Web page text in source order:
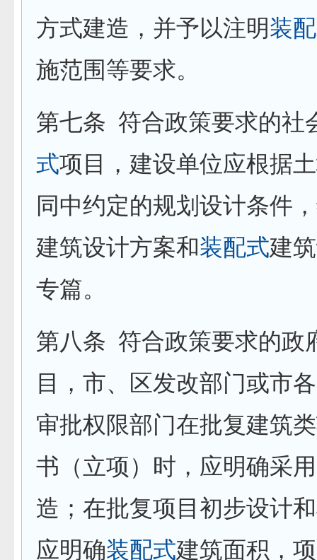
方式建造，并予以注明装
施范围等要求。
第七条 符合政策要求的社
式项目，建设单位应根据
同中约定的规划设计条件
建筑设计方案和装配式建
专篇。
第八条 符合政策要求的政
目，市、区发改部门或市
审批权限部门在批复建筑
书（立项）时，应明确采用
造；在批复项目初步设计
应明确装配式建筑面积，